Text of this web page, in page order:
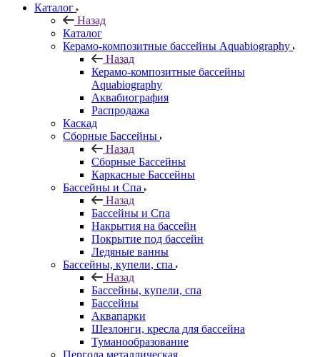
Каталог
Назад
Каталог
Керамо-композитные бассейны Aquabiography
Назад
Керамо-композитные бассейны
Aquabiography
Аквабиография
Распродажа
Каскад
Сборные Бассейны
Назад
Сборные Бассейны
Каркасные Бассейны
Бассейны и Спа
Назад
Бассейны и Спа
Накрытия на бассейн
Покрытие под бассейн
Ледяные ванны
Бассейны, купели, спа
Назад
Бассейны, купели, спа
Бассейны
Аквапарки
Шезлонги, кресла для бассейна
Туманообразование
Пергола металлическая